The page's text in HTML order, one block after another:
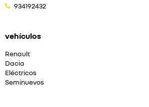
934192432
vehículos
Renault
Dacia
Eléctricos
Seminuevos